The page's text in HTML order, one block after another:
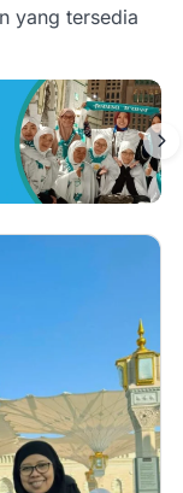
yang tersedia